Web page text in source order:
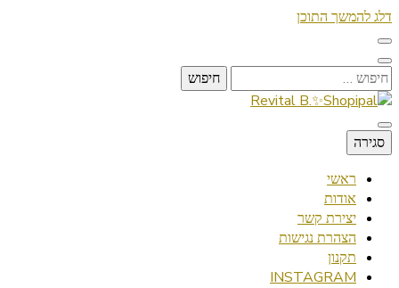
דלג להמשך התוכן
חיפוש:
Revital B.✨Shopipal
Lifestyle ✦ Beauty ✦ Vegan ✦ Travel
סגירה
ראשי
אודות
יצירת קשר
הצהרת נגישות
תקנון
INSTAGRAM